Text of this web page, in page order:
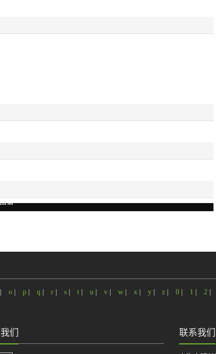
谱
o p q r s t u v w x y z 0 1 2
们 联系我们